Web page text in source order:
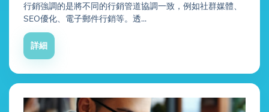
行銷強調的是將不同的行銷管道協調一致，例如社群媒體、
SEO優化、電子郵件行銷等。透...
詳細